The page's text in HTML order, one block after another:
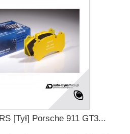
[Tył] Porsche 911 GT3...